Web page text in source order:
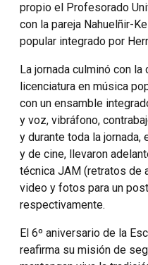
propio el Profesorado
con la pareja Nahuelñir-
popular integrado por
La jornada culminó con la
licenciatura en música
con un ensamble
y voz, vibráfono,
y durante toda la
y de cine, llevaron
técnica JAM (retratos de
video y fotos para un
respectivamente.
El 6º aniversario de la
reafirma su misión de